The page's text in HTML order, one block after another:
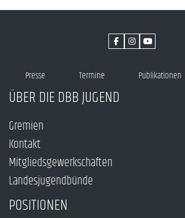
Presse Termine Publikationen
ÜBER DIE DBB JUGEND
Gremien
Kontakt
Mitgliedsgewerkschaften
Landesjugendbünde
POSITIONEN